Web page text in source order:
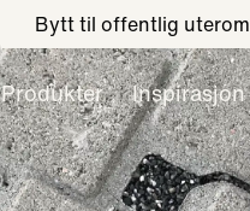
Bytt til offentlig uterom
Produkter Inspirasjon